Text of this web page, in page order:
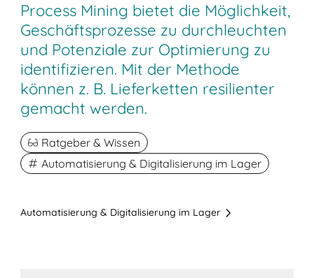
Process Mining bietet die Möglichkeit,
Geschäftsprozesse zu durchleuchten
und Potenziale zur Optimierung zu
identifizieren. Mit der Methode
können z. B. Lieferketten resilienter
gemacht werden.
Ratgeber & Wissen
Automatisierung & Digitalisierung im Lager
Automatisierung & Digitalisierung im Lager